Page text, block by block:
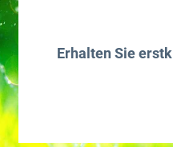
Erhalten Sie